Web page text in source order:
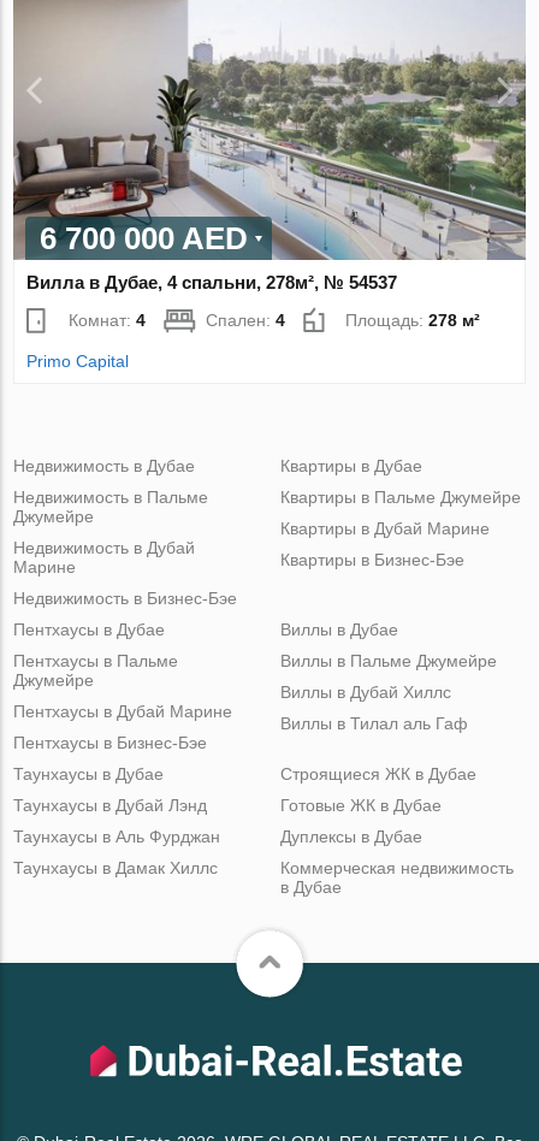
6 700 000 AED
Вилла в Дубае, 4 спальни, 278м², № 54537
Комнат:4 Спален:4 Площадь:278 м²
Primo Capital
Недвижимость в Дубае
Недвижимость в Пальме
Джумейре
Недвижимость в Дубай
Марине
Недвижимость в Бизнес-Бэе
Квартиры в Дубае
Квартиры в Пальме Джумейре
Квартиры в Дубай Марине
Квартиры в Бизнес-Бэе
Пентхаусы в Дубае
Пентхаусы в Пальме
Джумейре
Пентхаусы в Дубай Марине
Пентхаусы в Бизнес-Бэе
Виллы в Дубае
Виллы в Пальме Джумейре
Виллы в Дубай Хиллс
Виллы в Тилал аль Гаф
Таунхаусы в Дубае
Таунхаусы в Дубай Лэнд
Таунхаусы в Аль Фурджан
Таунхаусы в Дамак Хиллс
Строящиеся ЖК в Дубае
Готовые ЖК в Дубае
Дуплексы в Дубае
Коммерческая недвижимость
в Дубае